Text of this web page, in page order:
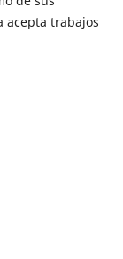
acepta trabajos